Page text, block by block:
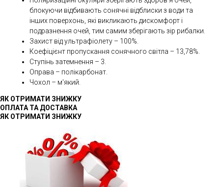
блокуючи відбивають сонячні відблиски з води та
інших поверхонь, які викликають дискомфорт і
подразнення очей, тим самим зберігають зір рибалки.
Захист від ультрафіолету – 100%.
Коефіцієнт пропускання сонячного світла – 13,78%.
Ступінь затемнення – 3.
Оправа – полікарбонат.
Чохол – м'який.
ЯК ОТРИМАТИ ЗНИЖКУ
ОПЛАТА ТА ДОСТАВКА
ЯК ОТРИМАТИ ЗНИЖКУ